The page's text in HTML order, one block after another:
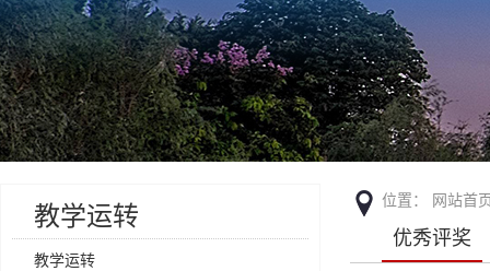
教学运转
教学运转
位置： 网站首
优秀评奖